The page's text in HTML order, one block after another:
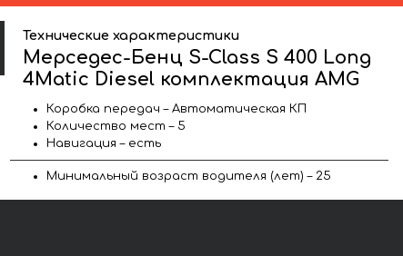
Технические характеристики
Мерседес-Бенц S-Class S 400 Long
4Matic Diesel комплектация AMG
Коробка передач – Автоматическая КП
Количество мест – 5
Навигация – есть
Минимальный возраст водителя (лет) – 25